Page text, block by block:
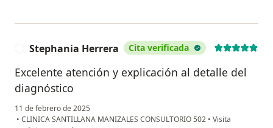
Stephania Herrera Cita verificada
Excelente atención y explicación al detalle del
diagnóstico
11 de febrero de 2025
• CLINICA SANTILLANA MANIZALES CONSULTORIO 502 • Visita